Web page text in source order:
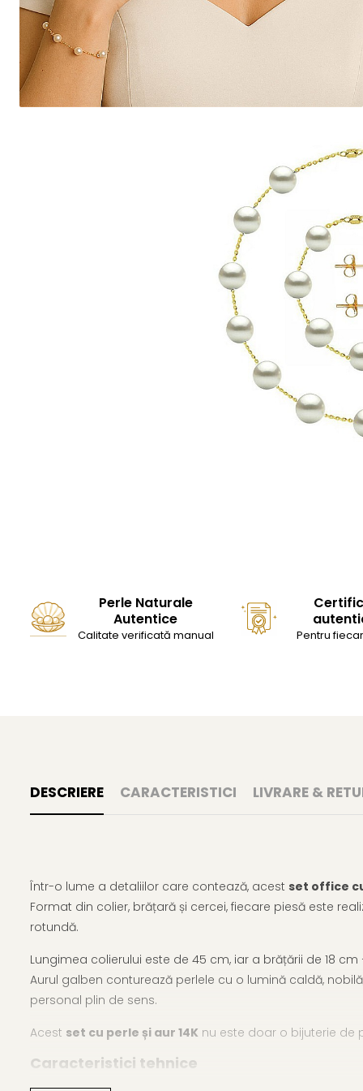
Seturi Perle cu Argint
Brățări cu Perle
Pandantive cu Perle
Brose cu Perle
Perle Naturale
Autentice
Calitate verificată manual Pentru
DESCRIERE CARACTERISTICI LIVRARE &
Într-o lume a detaliilor care contează, acest set office
Format din colier, brățară și cercei, fiecare piesă este
rotundă.
Lungimea colierului este de 45 cm, iar a brățării de 18
Aurul galben conturează perlele cu o lumină caldă,
personal plin de sens.
Acest set cu perle și aur 14K nu este doar o bijuterie de
Caracteristici tehnice